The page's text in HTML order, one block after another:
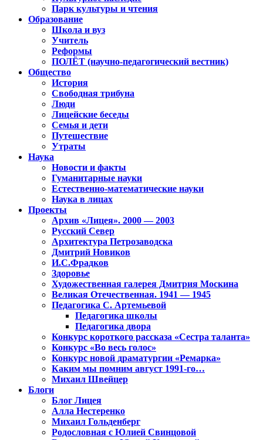
Парк культуры и чтения
Образование
Школа и вуз
Учитель
Реформы
ПОЛЁТ (научно-педагогический вестник)
Общество
История
Свободная трибуна
Люди
Лицейские беседы
Семья и дети
Путешествие
Утраты
Наука
Новости и факты
Гуманитарные науки
Естественно-математические науки
Наука в лицах
Проекты
Архив «Лицея». 2000 — 2003
Русский Север
Архитектура Петрозаводска
Дмитрий Новиков
И.С.Фрадков
Здоровье
Художественная галерея Дмитрия Москина
Великая Отечественная. 1941 — 1945
Педагогика С. Артемьевой
Педагогика школы
Педагогика двора
Конкурс короткого рассказа «Сестра таланта»
Конкурс «Во весь голос»
Конкурс новой драматургии «Ремарка»
Каким мы помним август 1991-го…
Михаил Швейцер
Блоги
Блог Лицея
Алла Нестеренко
Михаил Гольденберг
Родословная с Юлией Свинцовой